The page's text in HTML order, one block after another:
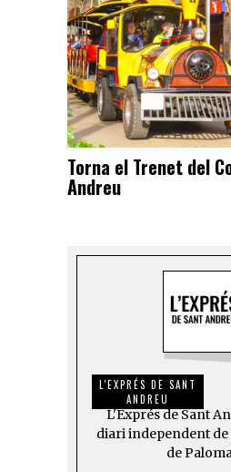
Torna el Trenet del
Andreu
L'EXPRÉS DE SANT
ANDREU
L'Exprés de Sant
diari independent
de